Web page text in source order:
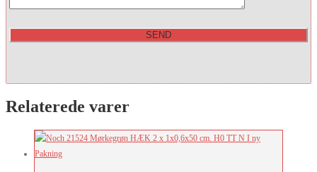
Relaterede varer